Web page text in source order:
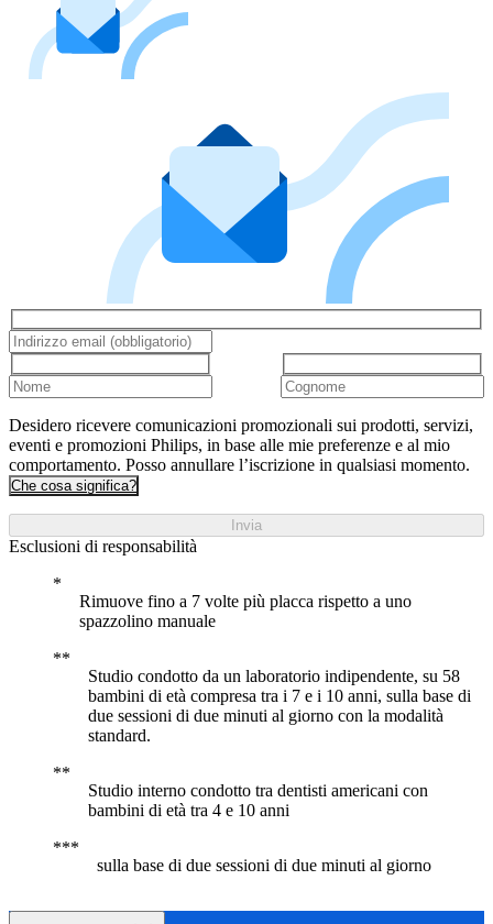
Desidero ricevere comunicazioni promozionali sui prodotti, servizi,
eventi e promozioni Philips, in base alle mie preferenze e al mio
comportamento. Posso annullare l’iscrizione in qualsiasi momento.
Che cosa significa?
Invia
Esclusioni di responsabilità
Rimuove fino a 7 volte più placca rispetto a uno
spazzolino manuale
Studio condotto da un laboratorio indipendente, su 58
bambini di età compresa tra i 7 e i 10 anni, sulla base di
due sessioni di due minuti al giorno con la modalità
standard.
Studio interno condotto tra dentisti americani con
bambini di età tra 4 e 10 anni
sulla base di due sessioni di due minuti al giorno